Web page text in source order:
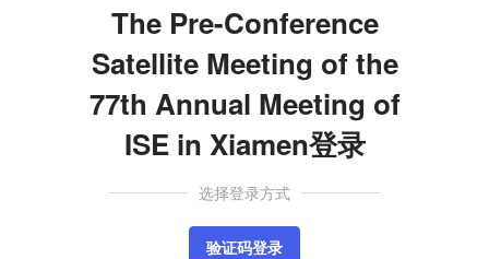
The Pre-Conference
Satellite Meeting of the
77th Annual Meeting of
ISE in Xiamen登录
选择登录方式
验证码登录